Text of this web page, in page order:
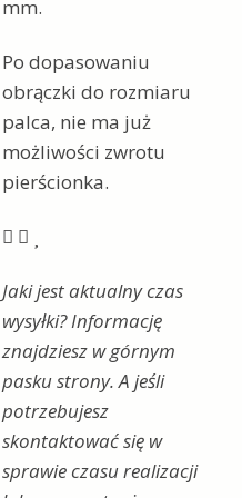
mm.
Po dopasowaniu
obrączki do rozmiaru
palca, nie ma już
możliwości zwrotu
pierścionka.
 
Jaki jest aktualny czas
wysyłki? Informację
znajdziesz w górnym
pasku strony. A jeśli
potrzebujesz
skontaktować się w
sprawie czasu realizacji